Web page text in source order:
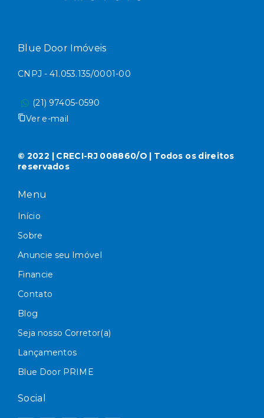
Blue Door Imóveis
CNPJ - 41.053.135/0001-00
(21) 97405-0590
Ver e-mail
© 2022 | CRECI-RJ 008860/O | Todos os direitos
reservados
Menu
Início
Sobre
Anuncie seu Imóvel
Financie
Contato
Blog
Seja nosso Corretor(a)
Lançamentos
Blue Door PRIME
Social